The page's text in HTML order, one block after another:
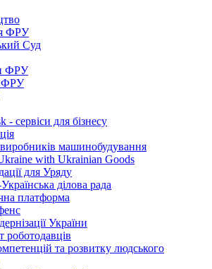
ФРУ
Суд
ФРУ
ФРУ
- сервіси для бізнесу
машинобудування
with Ukrainian Goods
для Уряду
ділова рада
платформа
України
роботодавців
та розвитку людського